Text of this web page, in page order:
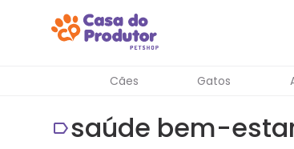
Cães Gatos
saúde bem-